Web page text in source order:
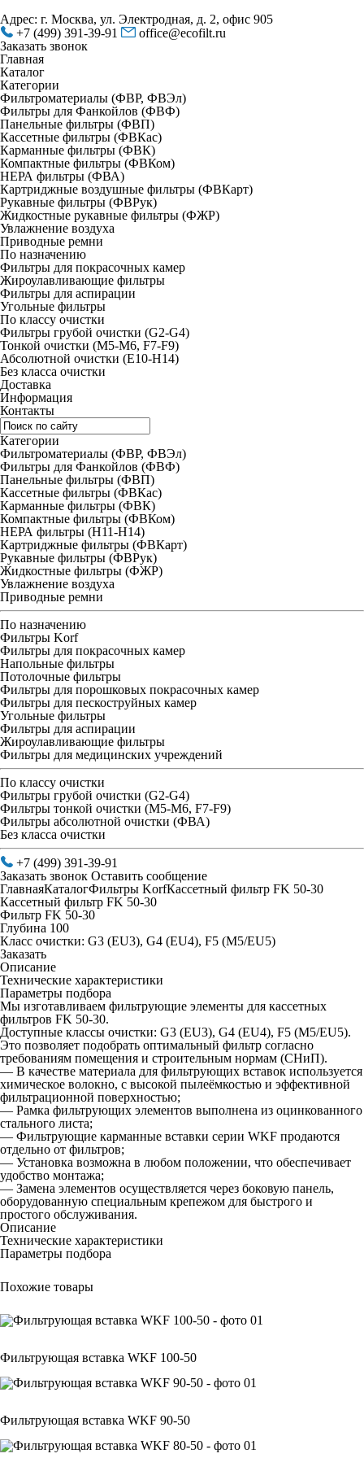
Адрес: г. Москва, ул. Электродная, д. 2, офис 905
+7 (499) 391-39-91
office@ecofilt.ru
Заказать звонок
Главная
Каталог
Категории
Фильтроматериалы (ФВР, ФВЭл)
Фильтры для Фанкойлов (ФВФ)
Панельные фильтры (ФВП)
Кассетные фильтры (ФВКас)
Карманные фильтры (ФВК)
Компактные фильтры (ФВКом)
НЕРА фильтры (ФВА)
Картриджные воздушные фильтры (ФВКарт)
Рукавные фильтры (ФВРук)
Жидкостные рукавные фильтры (ФЖР)
Увлажнение воздуха
Приводные ремни
По назначению
Фильтры для покрасочных камер
Жироулавливающие фильтры
Фильтры для аспирации
Угольные фильтры
По классу очистки
Фильтры грубой очистки (G2-G4)
Тонкой очистки (М5-М6, F7-F9)
Абсолютной очистки (Е10-H14)
Без класса очистки
Доставка
Информация
Контакты
Категории
Фильтроматериалы (ФВР, ФВЭл)
Фильтры для Фанкойлов (ФВФ)
Панельные фильтры (ФВП)
Кассетные фильтры (ФВКас)
Карманные фильтры (ФВК)
Компактные фильтры (ФВКом)
НЕРА фильтры (H11-H14)
Картриджные фильтры (ФВКарт)
Рукавные фильтры (ФВРук)
Жидкостные фильтры (ФЖР)
Увлажнение воздуха
Приводные ремни
По назначению
Фильтры Korf
Фильтры для покрасочных камер
Напольные фильтры
Потолочные фильтры
Фильтры для порошковых покрасочных камер
Фильтры для пескоструйных камер
Угольные фильтры
Фильтры для аспирации
Жироулавливающие фильтры
Фильтры для медицинских учреждений
По классу очистки
Фильтры грубой очистки (G2-G4)
Фильтры тонкой очистки (М5-М6, F7-F9)
Фильтры абсолютной очистки (ФВА)
Без класса очистки
+7 (499) 391-39-91
Заказать звонок Оставить сообщение
ГлавнаяКаталогФильтры KorfКассетный фильтр FK 50-30
Кассетный фильтр FK 50-30
Фильтр FK 50-30
Глубина 100
Класс очистки: G3 (EU3), G4 (EU4), F5 (M5/EU5)
Заказать
Описание
Технические характеристики
Параметры подбора
Мы изготавливаем фильтрующие элементы для кассетных
фильтров FK 50-30.
Доступные классы очистки: G3 (EU3), G4 (EU4), F5 (M5/EU5).
Это позволяет подобрать оптимальный фильтр согласно
требованиям помещения и строительным нормам (СНиП).
— В качестве материала для фильтрующих вставок используется
химическое волокно, с высокой пылеёмкостью и эффективной
фильтрационной поверхностью;
— Рамка фильтрующих элементов выполнена из оцинкованного
стального листа;
— Фильтрующие карманные вставки серии WKF продаются
отдельно от фильтров;
— Установка возможна в любом положении, что обеспечивает
удобство монтажа;
— Замена элементов осуществляется через боковую панель,
оборудованную специальным крепежом для быстрого и
простого обслуживания.
Описание
Технические характеристики
Параметры подбора
Похожие товары
Фильтрующая вставка WKF 100-50
Фильтрующая вставка WKF 90-50